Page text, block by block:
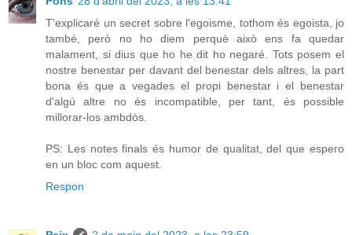
T'explicaré un secret sobre l'egoisme, tothom és egoista, jo
també, però no ho diem perquè això ens fa quedar
malament, si dius que ho he dit ho negaré. Tots posem el
nostre benestar per davant del benestar dels altres, la part
bona és que a vegades el propi benestar i el benestar
d'algú altre no és incompatible, per tant, és possible
millorar-los ambdós.
PS: Les notes finals és humor de qualitat, del que espero
en un bloc com aquest.
Respon